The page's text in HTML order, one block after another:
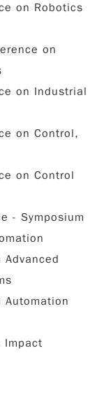
on Robotics
on
on Industrial
on Control,
on Control
- Symposium